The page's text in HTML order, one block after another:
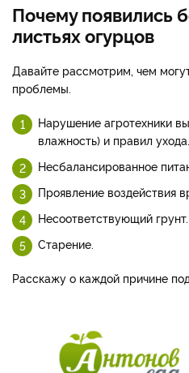
Почему появились
листьях огурцов
Давайте рассмотрим, чем
проблемы.
Нарушение агротехники
влажность) и правил ухода.
Несбалансированное
Проявление воздействия
Несоответствующий грунт.
Старение.
Расскажу о каждой причине